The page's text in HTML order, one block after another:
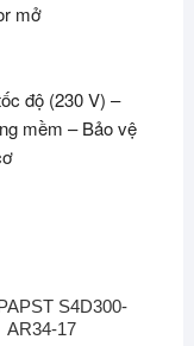
mở
độ (230 V) –
mềm – Bảo vệ
S4D300-
AR34-17